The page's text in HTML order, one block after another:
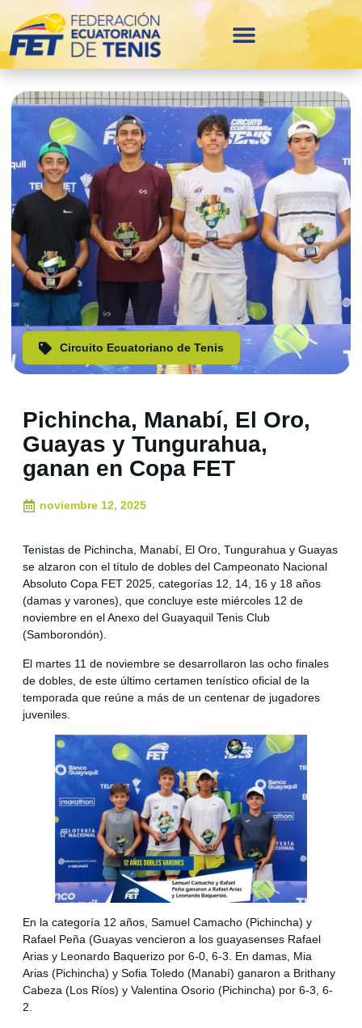
Circuito Ecuatoriano de Tenis
Pichincha, Manabí, El Oro,
Guayas y Tungurahua,
ganan en Copa FET
noviembre 12, 2025
Tenistas de Pichincha, Manabí, El Oro, Tungurahua y Guayas
se alzaron con el título de dobles del Campeonato Nacional
Absoluto Copa FET 2025, categorías 12, 14, 16 y 18 años
(damas y varones), que concluye este miércoles 12 de
noviembre en el Anexo del Guayaquil Tenis Club
(Samborondón).
El martes 11 de noviembre se desarrollaron las ocho finales
de dobles, de este último certamen tenístico oficial de la
temporada que reúne a más de un centenar de jugadores
juveniles.
En la categoría 12 años, Samuel Camacho (Pichincha) y
Rafael Peña (Guayas vencieron a los guayasenses Rafael
Arias y Leonardo Baquerizo por 6-0, 6-3. En damas, Mia
Arias (Pichincha) y Sofia Toledo (Manabí) ganaron a Brithany
Cabeza (Los Ríos) y Valentina Osorio (Pichincha) por 6-3, 6-
2.